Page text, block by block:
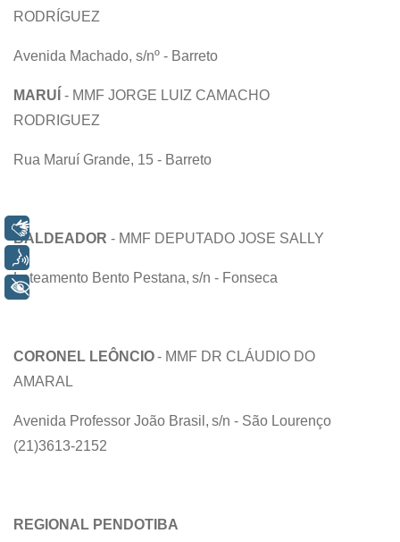
RODRÍGUEZ
Avenida Machado, s/nº - Barreto
MARUÍ - MMF JORGE LUIZ CAMACHO
RODRIGUEZ
Rua Maruí Grande, 15 - Barreto
BALDEADOR - MMF DEPUTADO JOSE SALLY
Loteamento Bento Pestana, s/n - Fonseca
CORONEL LEÔNCIO- MMF DR CLÁUDIO DO
AMARAL
Avenida Professor João Brasil, s/n - São Lourenço
(21)3613-2152
REGIONAL PENDOTIBA
+ Acessibilidade